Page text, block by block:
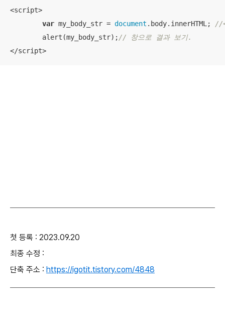
<script>
var my_body_str = document .body.innerHTML;
//
	alert(my_body_str);
// 창으로 결과 보기.
</script>
첫 등록 : 2023.09.20
최종 수정 :
단축 주소 : https://igotit.tistory.com/4848